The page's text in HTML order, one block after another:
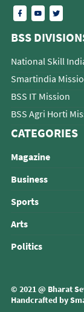
BSS
National Skill
Smartindia
BSS IT Mission
BSS Agri Horti
CATEGORIES
Magazine
Business
Sports
Arts
Politics
© 2021 @ Bharat
Handcrafted by